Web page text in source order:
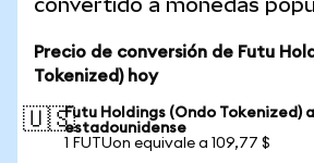
convertido a monedas
Precio de conversión de Futu
Tokenized) hoy
🇺🇸Futu Holdings (Ondo Tokenized)
estadounidense
1 FUTUon equivale a 109,77 $